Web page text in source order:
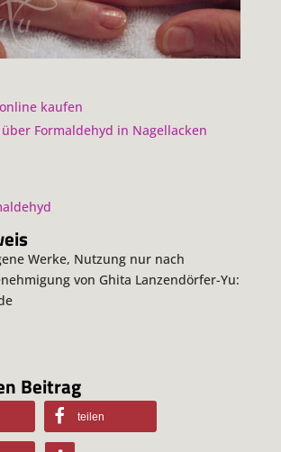
kaufen
Formaldehyd in Nagellacken
Werke, Nutzung nur nach
von Ghita Lanzendörfer-Yu:
Beitrag
teilen